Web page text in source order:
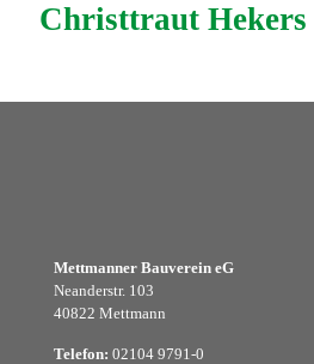
Christtraut Hekers
Mettmanner Bauverein eG
Neanderstr. 103
40822 Mettmann
Telefon: 02104 9791-0